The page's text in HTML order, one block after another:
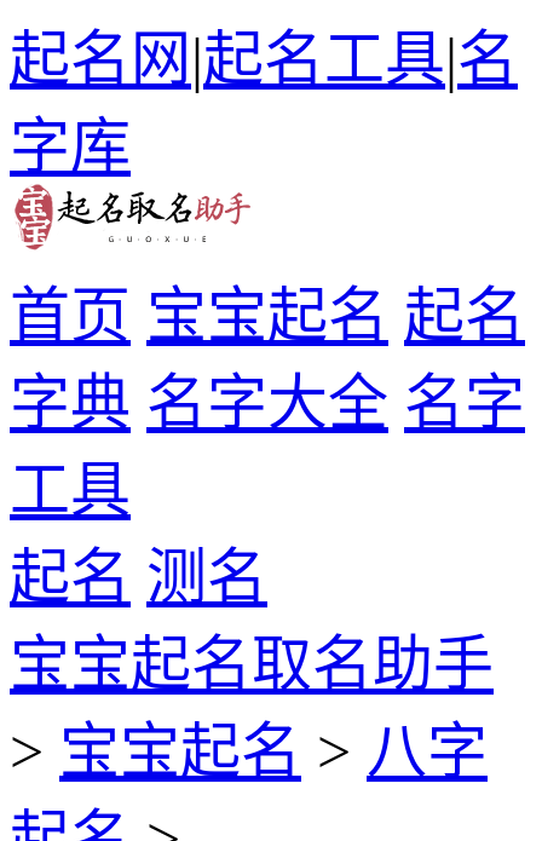
起名网|起名工具|名
字库
首页 宝宝起名 起名
字典 名字大全 名字
工具
起名 测名
宝宝起名取名助手
> 宝宝起名 > 八字